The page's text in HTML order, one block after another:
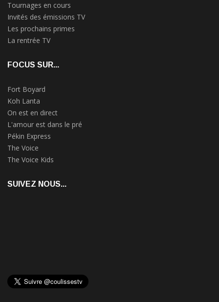
Tournages en cours
Invités des émissions TV
Les prochains primes
La rentrée TV
FOCUS SUR...
Fort Boyard
Koh Lanta
On est en direct
L'amour est dans le pré
Pékin Express
The Voice
The Voice Kids
SUIVEZ NOUS...